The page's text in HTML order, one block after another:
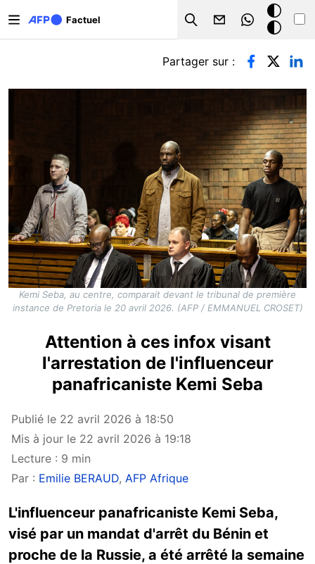
Factuel
Search
Mode
sombre
Onglets principaux
Partager sur :
Kemi Seba, au centre, comparait devant le tribunal de première
instance de Pretoria le 20 avril 2026. (AFP / EMMANUEL CROSET)
Attention à ces infox visant
l'arrestation de l'influenceur
panafricaniste Kemi Seba
Publié le 22 avril 2026 à 18:50
Mis à jour le 22 avril 2026 à 19:18
Lecture : 9 min
Par : Emilie BERAUD, AFP Afrique
L'influenceur panafricaniste Kemi Seba,
visé par un mandat d'arrêt du Bénin et
proche de la Russie, a été arrêté la semaine